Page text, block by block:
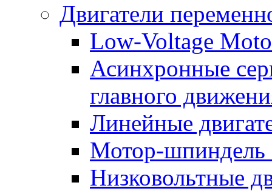
Двигатели
Low-Voltage
Асинхронные
главного
Линейные
Мотор-шпиндель
Низковольтные